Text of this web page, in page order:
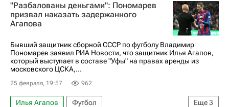
Данила Козлов
Лусиано Гонду
ПФК ЦСКА
Краснодар
РПЛ 2026-2027 (Чемпионат России по футболу)
"Разбалованы деньгами": Пономарев
призвал наказать задержанного
Агапова
Бывший защитник сборной СССР по футболу Владимир
Пономарев заявил РИА Новости, что защитник Илья Агапов,
который выступает в составе "Уфы" на правах аренды из
московского ЦСКА,...
25 февраля, 19:57 962
Еще3
Илья Агапов
Футбол